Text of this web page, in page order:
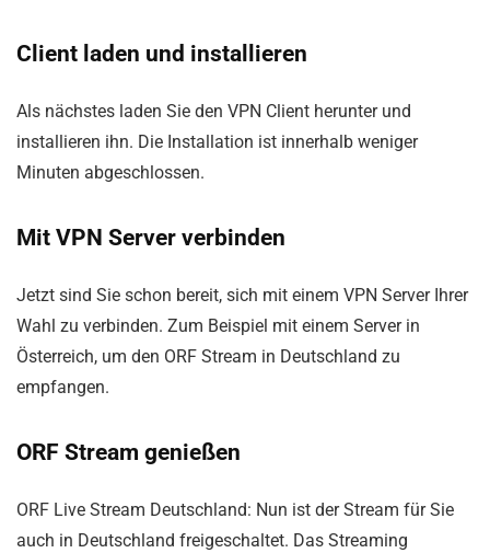
Client laden und installieren
Als nächstes laden Sie den VPN Client herunter und
installieren ihn. Die Installation ist innerhalb weniger
Minuten abgeschlossen.
Mit VPN Server verbinden
Jetzt sind Sie schon bereit, sich mit einem VPN Server Ihrer
Wahl zu verbinden. Zum Beispiel mit einem Server in
Österreich, um den ORF Stream in Deutschland zu
empfangen.
ORF Stream genießen
ORF Live Stream Deutschland: Nun ist der Stream für Sie
auch in Deutschland freigeschaltet. Das Streaming